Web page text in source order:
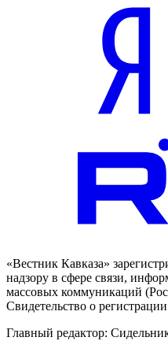
«Вестник Кавказа»
надзору в сфере связи,
массовых коммуникаций
Свидетельство о
Главный редактор: